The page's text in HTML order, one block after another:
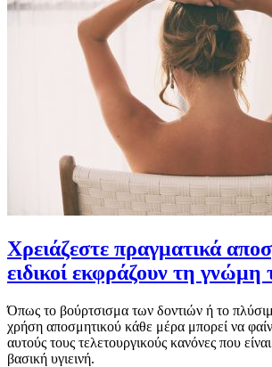
Χρειάζεστε πραγματικά
ειδικοί εκφράζουν τη γνώμη
Όπως το βούρτσισμα των δοντιών ή το
χρήση αποσμητικού κάθε μέρα μπορεί να
αυτούς τους τελετουργικούς κανόνες που
βασική υγιεινή.